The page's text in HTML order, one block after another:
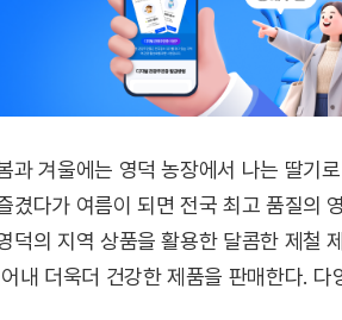
겨울에는 영덕 농장에서 나는 딸기
다가 여름이 되면 전국 최고 품질의
의 지역 상품을 활용한 달콤한 제철
내 더욱더 건강한 제품을 판매한다. 다